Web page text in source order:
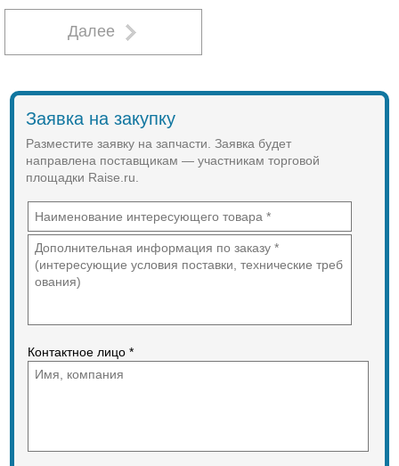
Далее
Заявка на закупку
Разместите заявку на запчасти. Заявка будет
направлена поставщикам — участникам торговой
площадки Raise.ru.
Контактное лицо *